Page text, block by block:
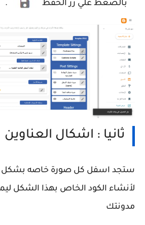
بالضغط علي زر الحفظ .
ثانيا : اشكال العناوين
ستجد اسفل كل صورة خاصه بشكل
لأنشاء الكود الخاص بهذا الشكل
مدونتك